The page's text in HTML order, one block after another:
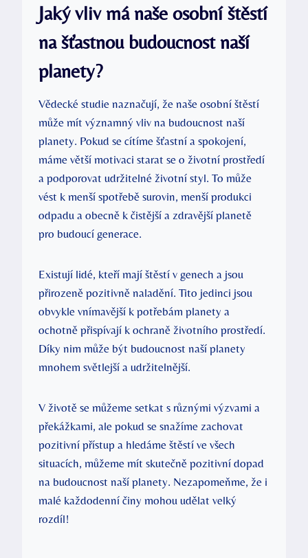
Jaký⁣ vliv ‍má naše osobní štěstí
na šťastnou budoucnost naší
planety?
Vědecké studie naznačují, že naše⁢ osobní ⁢štěstí
může mít‍ významný⁢ vliv‌ na budoucnost naší
planety. Pokud se cítíme ⁢šťastní a spokojení,
máme větší motivaci starat se o životní ⁣prostředí
⁣a podporovat‌ udržitelné životní⁣ styl. To ⁢může
vést k menší⁤ spotřebě surovin, menší produkci
odpadu a⁢ obecně ⁢k‍ čistější a⁤ zdravější planetě
pro budoucí generace.
Existují lidé, ⁣kteří mají ⁢štěstí v ⁣genech ‌a ⁢jsou
přirozeně pozitivně ⁢naladění. Tito jedinci ​jsou
obvykle vnímavější k potřebám planety ⁢a​
ochotně přispívají k ochraně životního prostředí.
Díky ⁣nim může ‌být budoucnost naší planety
‍mnohem světlejší ⁣a udržitelnější.
V⁢ životě se můžeme setkat‍ s⁢ různými výzvami a
překážkami,‌ ale‍ pokud se‍ snažíme zachovat
pozitivní přístup​ a hledáme štěstí⁤ ve všech
⁤situacích,⁤ můžeme ⁢mít skutečně pozitivní dopad
na budoucnost naší planety. Nezapomeňme, že i
malé ‌každodenní činy mohou ⁢udělat velký
rozdíl!